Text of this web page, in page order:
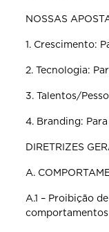
NOSSAS
1. Crescimento:
2. Tecnologia:
3. Talentos/
4. Branding:
DIRETRIZES
A.
A.1 – Proibição